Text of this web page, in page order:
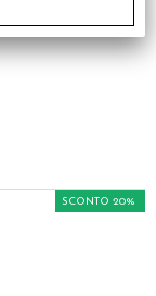
SCONTO 20%